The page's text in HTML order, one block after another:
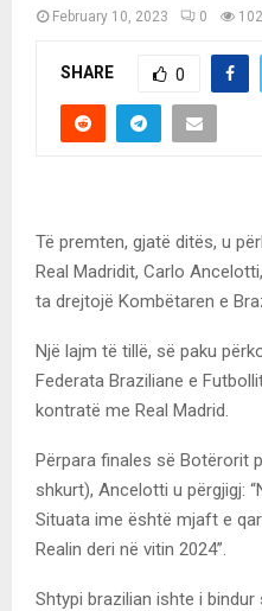
February 10, 2023 0
SHARE 0
Të premten, gjatë ditës, u
Real Madridit, Carlo
ta drejtojë Kombëtaren e
Një lajm të tillë, së paku
Federata Braziliane e
kontratë me Real Madrid.
Përpara finales së Botërorit
shkurt), Ancelotti u përgjigj:
Situata ime është mjaft e
Realin deri në vitin 2024”.
Shtypi brazilian ishte i